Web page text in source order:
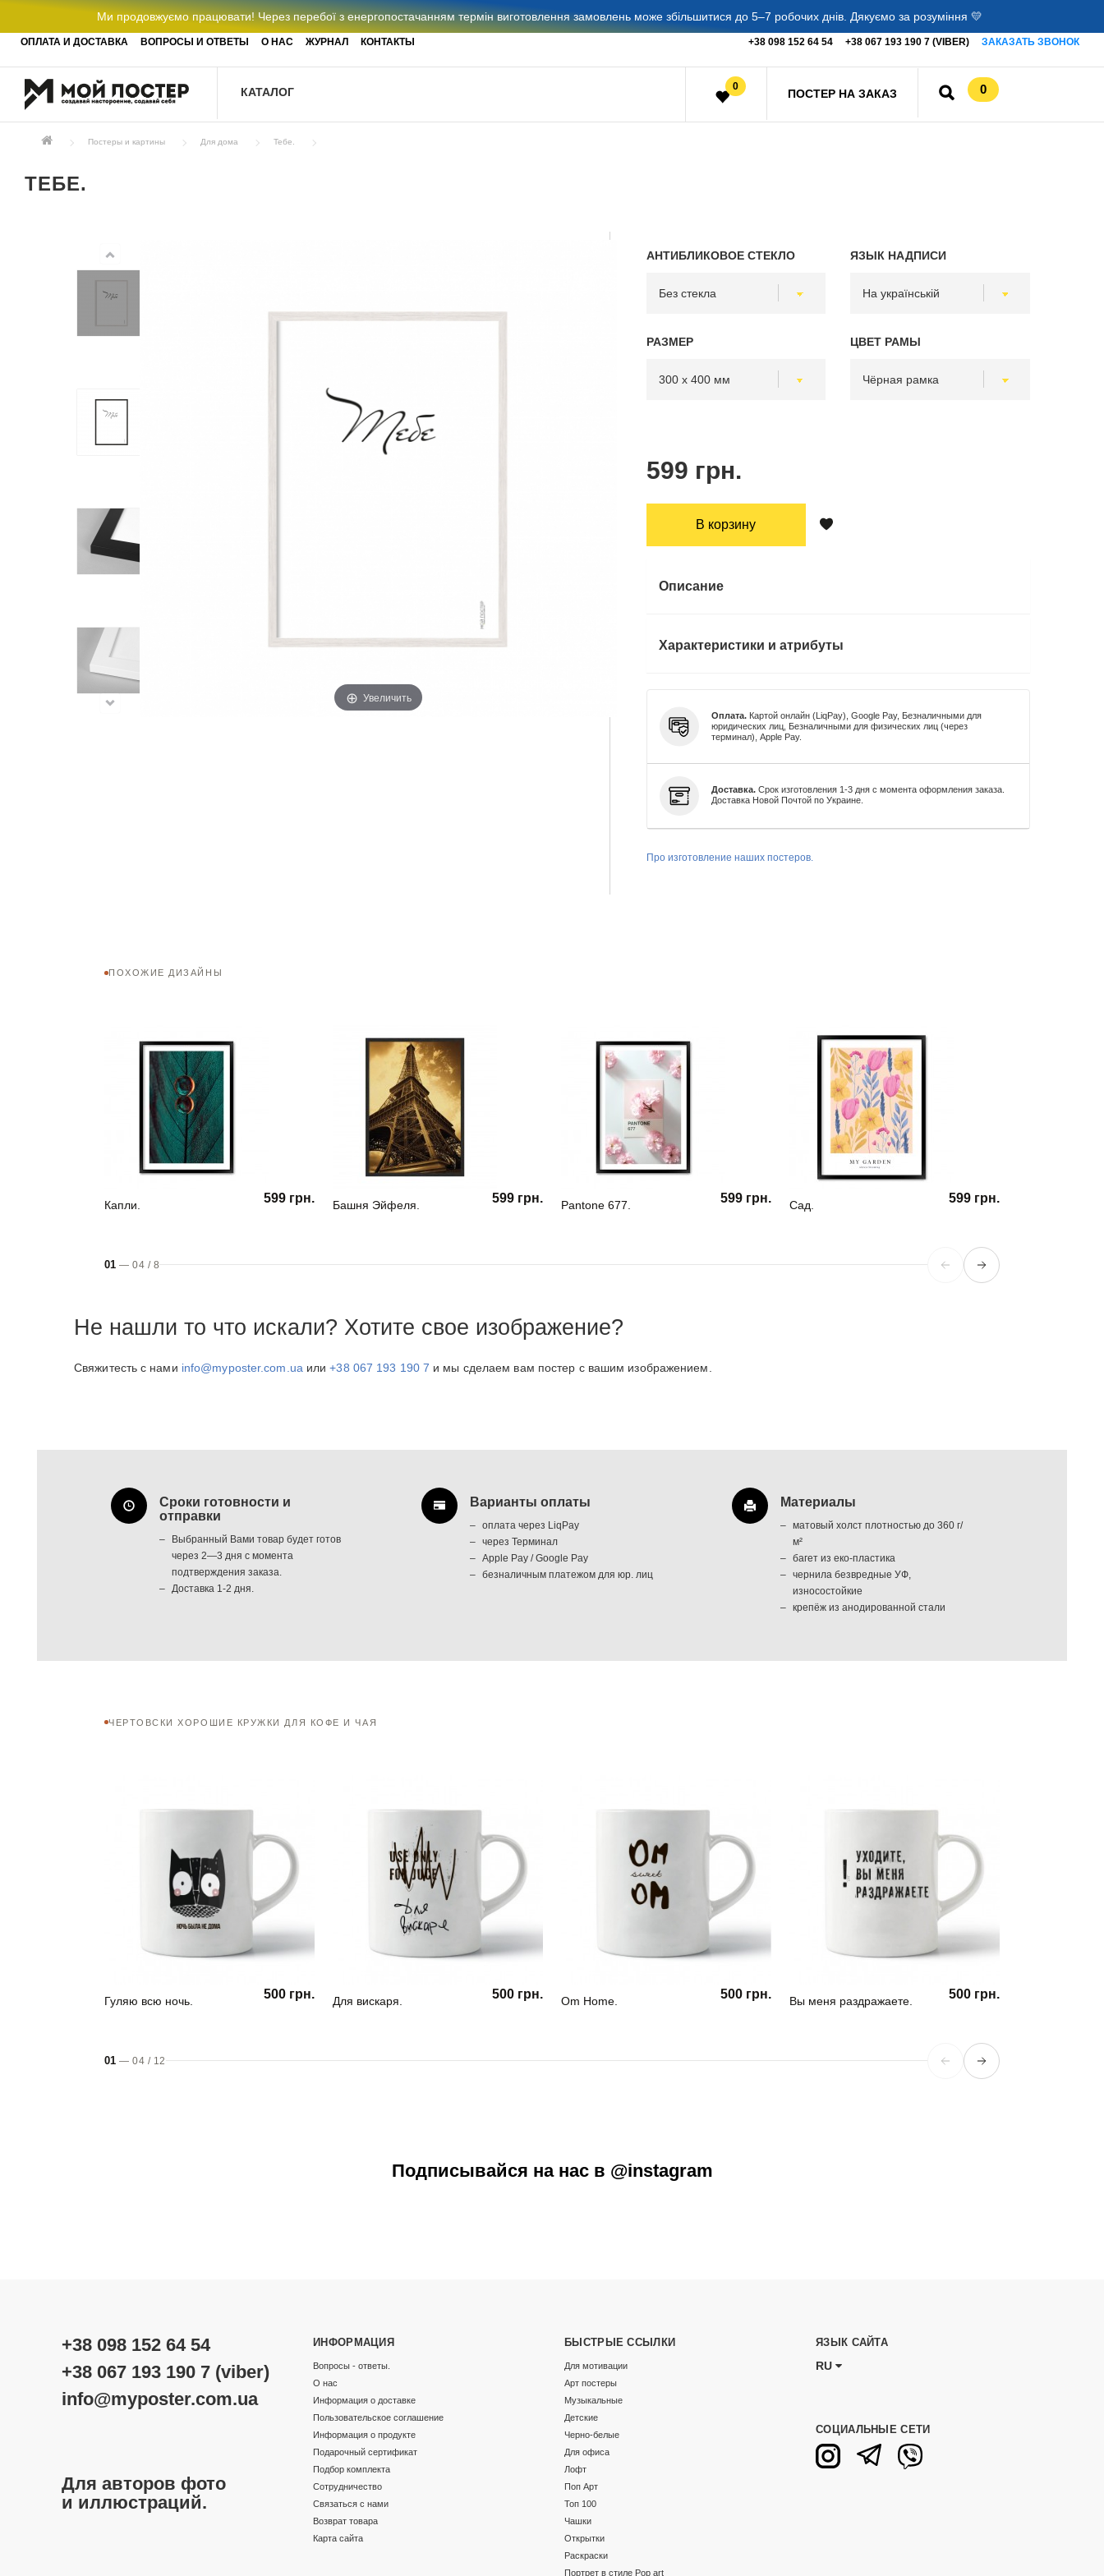
Ми продовжуємо працювати! Через перебої з енергопостачанням термін виготовлення замовлень може збільшитися до 5–7 робочих днів. Дякуємо за розуміння 💛
ОПЛАТА И ДОСТАВКА ВОПРОСЫ И ОТВЕТЫ О НАС ЖУРНАЛ КОНТАКТЫ +38 098 152 64 54 +38 067 193 190 7 (VIBER) ЗАКАЗАТЬ ЗВОНОК
КАТАЛОГ 0
ПОСТЕР НА ЗАКАЗ 0
Постеры и картины Для дома Тебе.
ТЕБЕ.
Увеличить
АНТИБЛИКОВОЕ СТЕКЛО ЯЗЫК НАДПИСИ
РАЗМЕР ЦВЕТ РАМЫ
599 грн.
В корзину
Описание
Характеристики и атрибуты
Оплата.Картой онлайн (LiqPay), Google Pay, Безналичными для
юридических лиц, Безналичными для физических лиц (через
терминал), Apple Pay.
Доставка.Срок изготовления 1-3 дня с момента оформления заказа.
Доставка Новой Почтой по Украине.
Про изготовление наших постеров.
ПОХОЖИЕ ДИЗАЙНЫ
Капли. 599 грн. Башня Эйфеля. 599 грн. Pantone 677. 599 грн. Сад. 599 грн.
01 —04 / 8
Не нашли то что искали? Хотите свое изображение?
Свяжитесть с нами info@myposter.com.ua или+38 067 193 190 7 и мы сделаем вам постер с вашим изображением.
Сроки готовности и
отправки
Выбранный Вами товар будет готов
через 2—3 дня с момента
подтверждения заказа.
Доставка 1-2 дня.
Варианты оплаты
оплата через LiqPay
через Терминал
Apple Pay / Google Pay
безналичным платежом для юр. лиц
Материалы
матовый холст плотностью до 360 г/
м²
багет из еко-пластика
чернила безвредные УФ,
износостойкие
крепёж из анодированной стали
ЧЕРТОВСКИ ХОРОШИЕ КРУЖКИ ДЛЯ КОФЕ И ЧАЯ
Гуляю всю ночь. 500 грн. Для вискаря. 500 грн. Om Home. 500 грн. Вы меня раздражаете. 500 грн.
01 —04 / 12
Подписывайся на нас в @instagram
+38 098 152 64 54
+38 067 193 190 7 (viber)
info@myposter.com.ua
Для авторов фото
и иллюстраций.
ИНФОРМАЦИЯ
Вопросы - ответы.
О нас
Информация о доставке
Пользовательское соглашение
Информация о продукте
Подарочный сертификат
Подбор комплекта
Сотрудничество
Связаться с нами
Возврат товара
Карта сайта
БЫСТРЫЕ ССЫЛКИ
Для мотивации
Арт постеры
Музыкальные
Детские
Черно-белые
Для офиса
Лофт
Поп Арт
Топ 100
Чашки
Открытки
Раскраски
Портрет в стиле Pop art
ЯЗЫК САЙТА
RU
СОЦИАЛЬНЫЕ СЕТИ